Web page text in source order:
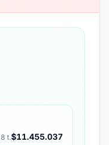
8 t.$11.455.037